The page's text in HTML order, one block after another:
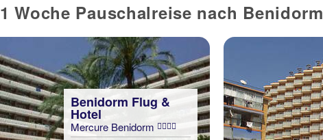
Woche Pauschalreise nach Benidorm
Benidorm Flug &
Hotel
Mercure Benidorm